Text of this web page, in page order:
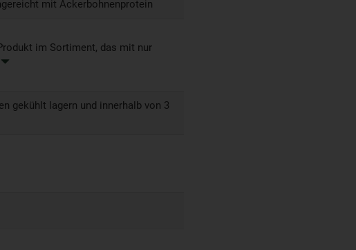
mit Ackerbohnenprotein
im Sortiment, das mit nur
gekühlt lagern und innerhalb von 3